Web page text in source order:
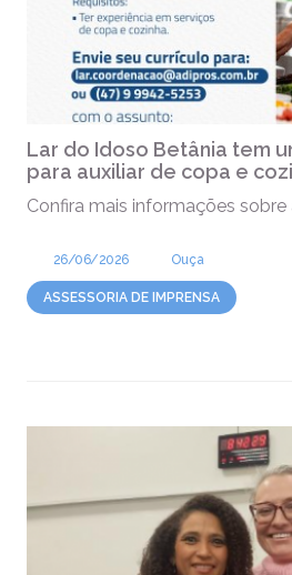
Lar do Idoso Betânia tem
para auxiliar de copa e
Confira mais informações sobre
26/06/2026 Ouça
ASSESSORIA DE IMPRENSA